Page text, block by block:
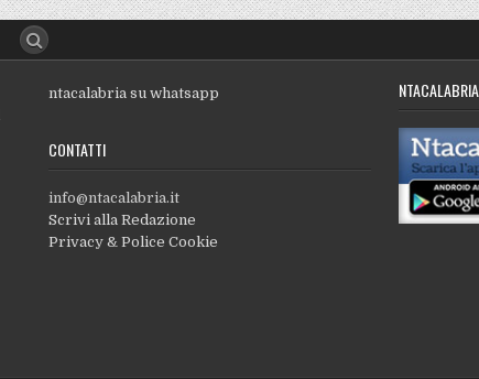
ntacalabria su whatsapp
CONTATTI
info@ntacalabria.it
Scrivi alla Redazione
Privacy & Police Cookie